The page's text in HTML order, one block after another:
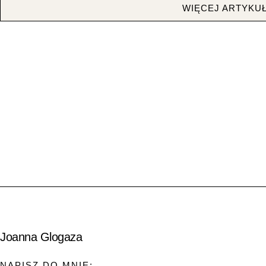
WIĘCEJ
Joanna Glogaza